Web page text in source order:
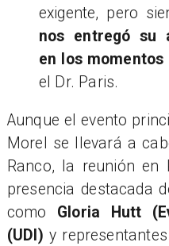
exigente, pero
nos entregó su
en los
el Dr. Paris.
Aunque el evento
Morel se llevará a
Ranco, la reunión en
presencia destacada
como Gloria Hutt
(UDI) y